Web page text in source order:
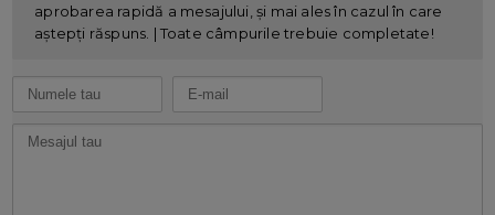
aprobarea rapidă a mesajului, și mai ales în cazul în care
aștepți răspuns. | Toate câmpurile trebuie completate!